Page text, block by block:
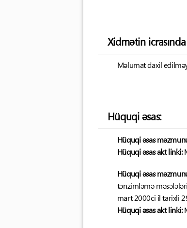
Xidmətin
Məlumat daxil
Hüquqi əsas:
Hüquqi əsas
Hüquqi əsas akt linki:
Hüquqi əsas
tənzimləmə
mart 2000ci il tarixli
Hüquqi əsas akt linki: